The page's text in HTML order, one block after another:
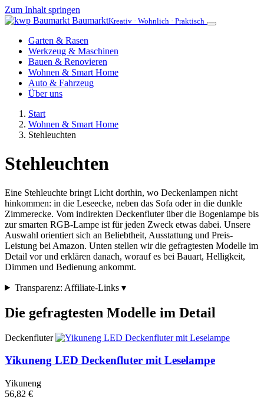
Zum Inhalt springen
BaumarktKreativ · Wohnlich · Praktisch
Garten & Rasen
Werkzeug & Maschinen
Bauen & Renovieren
Wohnen & Smart Home
Auto & Fahrzeug
Über uns
Start
Wohnen & Smart Home
Stehleuchten
Stehleuchten
Eine Stehleuchte bringt Licht dorthin, wo Deckenlampen nicht
hinkommen: in die Leseecke, neben das Sofa oder in die dunkle
Zimmerecke. Vom indirekten Deckenfluter über die Bogenlampe bis
zur smarten RGB-Lampe ist für jeden Zweck etwas dabei. Unsere
Auswahl orientiert sich an Beliebtheit, Ausstattung und Preis-
Leistung bei Amazon. Unten stellen wir die gefragtesten Modelle im
Detail vor und erklären danach, worauf es bei Bauart, Helligkeit,
Dimmen und Bedienung ankommt.
Transparenz: Affiliate-Links ▾
Die gefragtesten Modelle im Detail
Deckenfluter
Yikuneng LED Deckenfluter mit Leselampe
Yikuneng
56,82 €